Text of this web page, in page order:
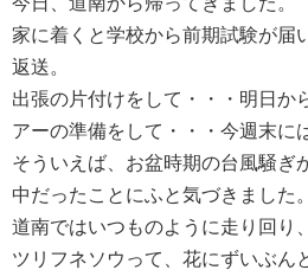
家に着くと学校から前期試験が届
返送。
出張の片付けをして・・・明日か
アーの準備をして・・・今週末に
そういえば、お盆時期の台風騒ぎ
中だったことにふと気づきました。
道南ではいつものように走り回り
ツリフネソウって、花にずいぶん